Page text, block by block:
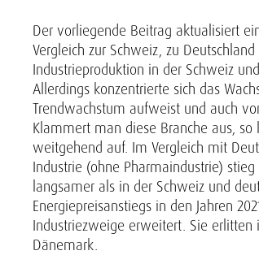
Der vorliegende Beitrag aktualisiert
Vergleich zur Schweiz, zu
Industrieproduktion in der Schweiz
Allerdings konzentrierte sich das
Trendwachstum aufweist und auch
Klammert man diese Branche aus,
weitgehend auf. Im Vergleich mit
Industrie (ohne Pharmaindustrie)
langsamer als in der Schweiz und
Energiepreisanstiegs in den Jahren
Industriezweige erweitert. Sie erlitten
Dänemark.